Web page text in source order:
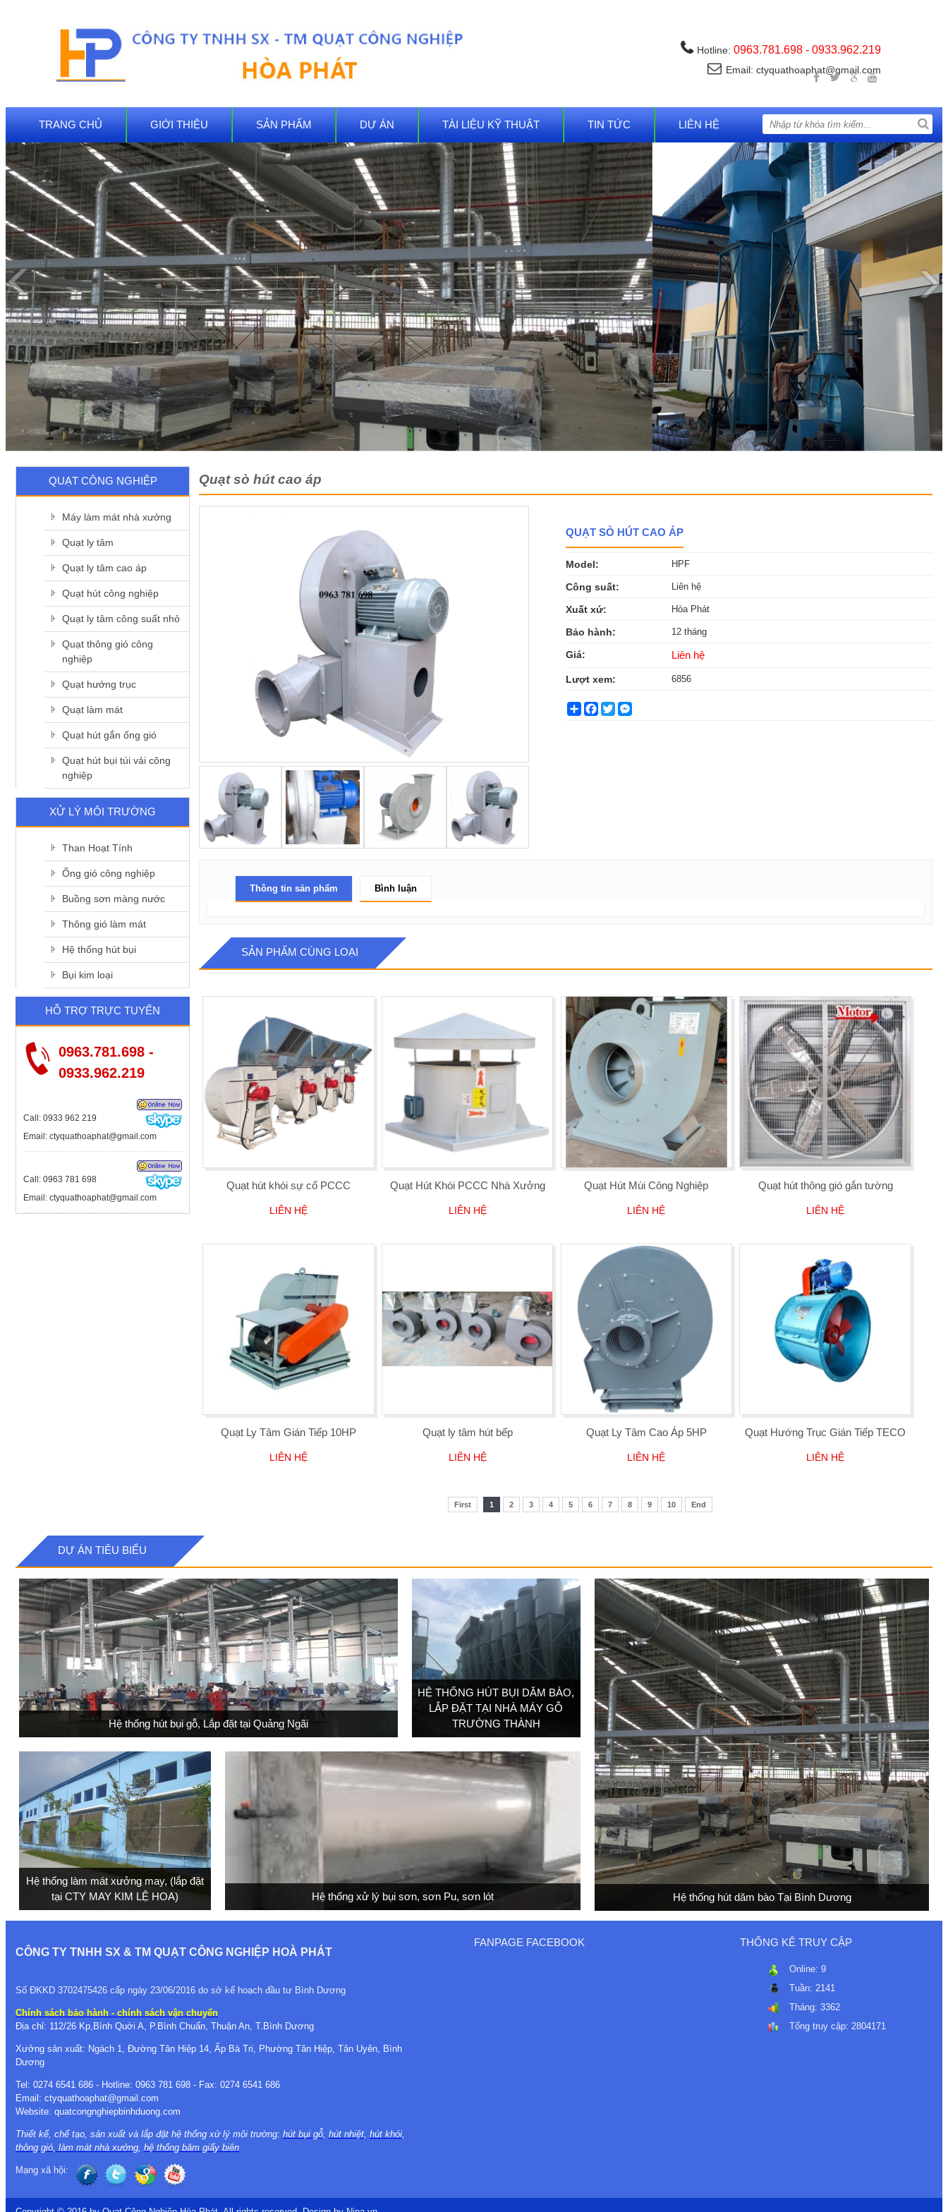
Hotline: 0963.781.698 - 0933.962.219
Email: ctyquathoaphat@gmail.com
TRANG CHỦ GIỚI THIỆU SẢN PHẨM DỰ ÁN TÀI LIỆU KỸ THUẬT TIN TỨC LIÊN HỆ
Quạt sò hút cao áp
QUẠT SÒ HÚT CAO ÁP
Model: HPF
Công suất: Liên hệ
Xuất xứ: Hòa Phát
Bảo hành: 12 tháng
Giá: Liên hệ
Lượt xem: 6856
ShareFacebook
Twitter
Thông tin sản phẩm Bình luận
SẢN PHẨM CÙNG LOẠI
Quạt hút khói sự cố PCCC
LIÊN HỆ
Quạt Hút Khói PCCC Nhà Xưởng
LIÊN HỆ
Quạt Hút Mùi Công Nghiệp
LIÊN HỆ
Quạt hút thông gió gắn tường
LIÊN HỆ
Quạt Ly Tâm Gián Tiếp 10HP
LIÊN HỆ
Quạt ly tâm hút bếp
LIÊN HỆ
Quạt Ly Tâm Cao Áp 5HP
LIÊN HỆ
Quạt Hướng Trục Gián Tiếp TECO
LIÊN HỆ
First 1 2 3 4 5 6 7 8 9 10 End
QUẠT CÔNG NGHIỆP
Máy làm mát nhà xưởng
Quạt ly tâm
Quạt ly tâm cao áp
Quạt hút công nghiệp
Quạt ly tâm công suất nhỏ
Quạt thông gió công
nghiệp
Quạt hướng trục
Quạt làm mát
Quạt hút gắn ống gió
Quạt hút bụi túi vải công
nghiệp
XỬ LÝ MÔI TRƯỜNG
Than Hoạt Tính
Ống gió công nghiệp
Buồng sơn màng nước
Thông gió làm mát
Hệ thống hút bụi
Bụi kim loại
HỖ TRỢ TRỰC TUYẾN
0963.781.698 -
0933.962.219
Call: 0933 962 219
Email: ctyquathoaphat@gmail.com
Call: 0963 781 698
Email: ctyquathoaphat@gmail.com
DỰ ÁN TIÊU BIỂU
Hệ thống hút bụi gỗ, Lắp đặt tại Quảng Ngãi
HỆ THỐNG HÚT BỤI DĂM BÀO,
LẮP ĐẶT TẠI NHÀ MÁY GỖ
TRƯỜNG THÀNH
Hệ thống hút dăm bào Tại Bình Dương
Hệ thống làm mát xưởng may, (lắp đặt
tại CTY MAY KIM LỆ HOA)
Hệ thống xử lý bụi sơn, sơn Pu, sơn lót
CÔNG TY TNHH SX & TM QUẠT CÔNG NGHIỆP HOÀ PHÁT
Số ĐKKD 3702475426 cấp ngày 23/06/2016 do sở kế hoạch đầu tư Bình Dương
Chính sách bảo hành - chính sách vận chuyển
Địa chỉ: 112/26 Kp,Bình Quới A, P.Bình Chuẩn, Thuận An, T.Bình Dương
Xưởng sản xuất: Ngách 1, Đường Tân Hiệp 14, Ấp Bà Tri, Phường Tân Hiệp, Tân Uyên, Bình
Dương
Tel: 0274 6541 686 - Hotline: 0963 781 698 - Fax: 0274 6541 686
Email: ctyquathoaphat@gmail.com
Website: quatcongnghiepbinhduong.com
Thiết kế, chế tạo, sản xuất và lắp đặt hệ thống xử lý môi trường: hút bụi gỗ, hút nhiệt, hút khói,
thông gió, làm mát nhà xưởng, hệ thống băm giấy biên
Mạng xã hội:
FANPAGE FACEBOOK THỐNG KÊ TRUY CẬP
Online: 9
Tuần: 2141
Tháng: 3362
Tổng truy cập: 2804171